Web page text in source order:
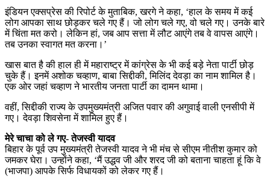
इंडियन एक्सप्रेस की रिपोर्ट के मुताबिक, खरगे ने कहा, ‘हाल के समय में कई
लोग आपका साथ छोड़कर चले गए हैं। जो लोग चले गए, वो चले गए। उनके बारे
में चिंता मत करो। लेकिन हां, जब आप सत्ता में लौट आएंगे तब वे वापस आएंगे।
तब उनका स्वागत मत करना।’
खास बात है की हाल ही में महाराष्ट्र में कांग्रेस के भी कई बड़े नेता पार्टी छोड़
चुके हैं। इनमें अशोक चव्हाण, बाबा सिद्दीकी, मिलिंद देवड़ा का नाम शामिल है।
एक ओर जहां चव्हाण ने भारतीय जनता पार्टी का दामन थामा।
वहीं, सिद्दीकी राज्य के उपमुख्यमंत्री अजित पवार की अगुवाई वाली एनसीपी में
गए। देवड़ा शिवसेना में शामिल हुए हैं।
मेरे चाचा को ले गए- तेजस्वी यादव
बिहार के पूर्व उप मुख्यमंत्री तेजस्वी यादव ने भी मंच से सीएम नीतीश कुमार को
जमकर घेरा। उन्होंने कहा, ‘मैं उद्धव जी और शरद जी को बताना चाहता हूं कि वे
(भाजपा) आपके सिर्फ विधायकों को लेकर गए हैं।